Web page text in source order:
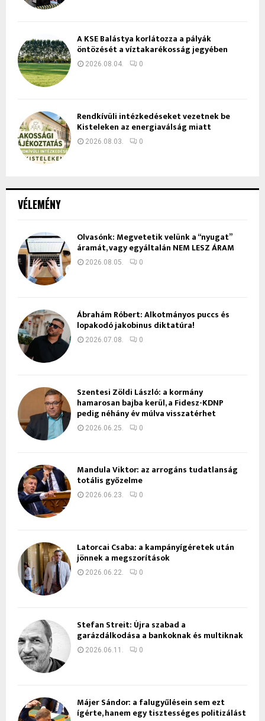
VÉLEMÉNY
Olvasónk: Megvetetik velünk a “nyugat”
áramát, vagy egyáltalán NEM LESZ ÁRAM
2026.08.05. 0
Ábrahám Róbert: Alkotmányos puccs és
lopakodó jakobinus diktatúra!
2026.07.08. 0
Szentesi Zöldi László: a kormány
hamarosan bajba kerül, a Fidesz-KDNP
pedig néhány év múlva visszatérhet
2026.06.25. 0
Mandula Viktor: az arrogáns tudatlanság
totális győzelme
2026.06.23. 0
Latorcai Csaba: a kampányígéretek után
jönnek a megszorítások
2026.06.22. 0
Stefan Streit: Újra szabad a
garázdálkodása a bankoknak és multiknak
2026.06.11. 0
Májer Sándor: a falugyűlésein sem ezt
ígérte, hanem egy tisztességes politizálást
A KSE Balástya korlátozza a pályák
öntözését a víztakarékosság jegyében
2026.08.04. 0
Rendkívüli intézkedéseket vezetnek be
Kisteleken az energiaválság miatt
2026.08.03. 0